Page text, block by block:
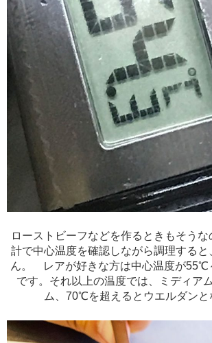
ローストビーフなどを作るときもそう
計で中心温度を確認しながら調理する
ん。 レアが好きな方は中心温度が55℃
です。それ以上の温度では、ミディア
ム、70℃を超えるとウエルダンと